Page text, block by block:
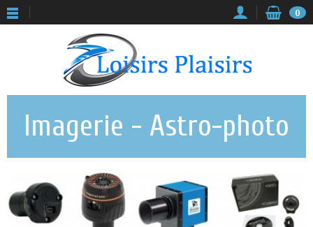
0
Imagerie - Astro-photo